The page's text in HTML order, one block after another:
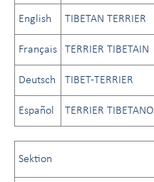
English TIBETAN TERRIER
Français TERRIER TIBETAIN
Deutsch TIBET-TERRIER
Español TERRIER TIBETANO
Sektion